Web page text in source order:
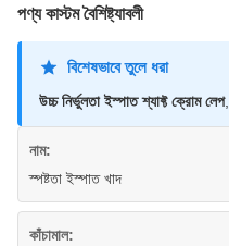
পণ্য কাস্টম বৈশিষ্ট্যাবলী
বিশেষভাবে তুলে ধরা
উচ্চ নির্ভুলতা ইস্পাত শ্যাফ্ট ক্রোম লেপ,
নাম:
স্পষ্টতা ইস্পাত খাদ
কাঁচামাল: